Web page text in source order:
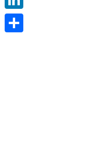
LinkedIn